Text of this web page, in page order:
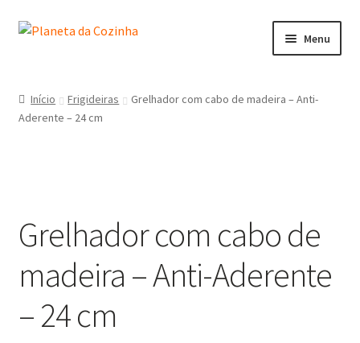
Menu
Carrinho
Lista de Desejos
Loja
Minha Conta
Início Frigideiras
Grelhador com cabo de madeira – Anti-
Aderente – 24 cm
Grelhador com cabo de
madeira – Anti-Aderente
– 24 cm